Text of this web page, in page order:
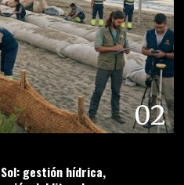
02
gestión hídrica,